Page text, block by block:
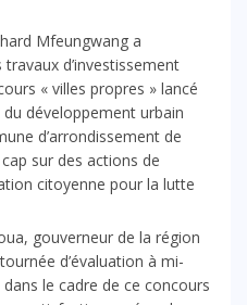
Mfeungwang a
d’investissement
« villes propres » lancé
développement urbain
d’arrondissement de
sur des actions de
citoyenne pour la lutte
gouverneur de la région
d’évaluation à mi-
le cadre de ce concours